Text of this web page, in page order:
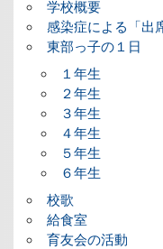
学校概要
感染症による「出
東部っ子の１日
１年生
２年生
３年生
４年生
５年生
６年生
校歌
給食室
育友会の活動